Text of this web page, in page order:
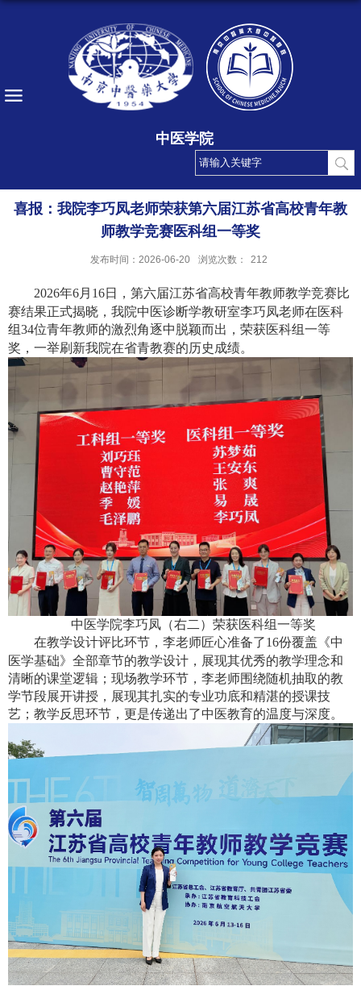
中医学院
喜报：我院李巧凤老师荣获第六届江苏省高校青年教
师教学竞赛医科组一等奖
发布时间：2026-06-20 浏览次数： 212
2026年6月 16日，第六届江苏省高校青年教师教学竞赛比
赛结果正式揭晓，我院中医诊断学教研室李巧凤老师在医科
组34位青年教师的激烈角逐中脱颖而出，荣获医科组一等
奖，一举刷新我院在省青教赛的历史成绩。
中医学院李巧凤（右二）荣获医科组一等奖
在教学设计评比环节，李老师匠心准备了16份覆盖《中
医学基础》全部章节的教学设计，展现其优秀的教学理念和
清晰的课堂逻辑；现场教学环节，李老师围绕随机抽取的教
学节段展开讲授，展现其扎实的专业功底和精湛的授课技
艺；教学反思环节，更是传递出了中医教育的温度与深度。